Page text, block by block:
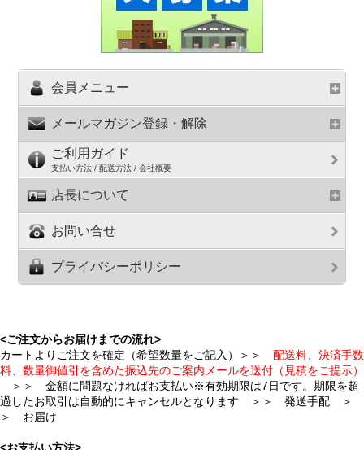
会員メニュー
メールマガジン登録・解除
ご利用ガイド
支払い方法 / 配送方法 / 会社概要
店長について
お問い合せ
プライバシーポリシー
<ご注文からお届けまでの流れ>
カートよりご注文を確定（希望数量をご記入）＞＞ 配送料、決済手数
料、数量御値引を含めた振込先のご案内メールを送付（見積をご提示）
＞＞ 金額に問題なければお支払い※有効期限は7日です。期限を超
過したお取引は自動的にキャンセルとなります ＞＞ 発送手配 ＞
＞ お届け